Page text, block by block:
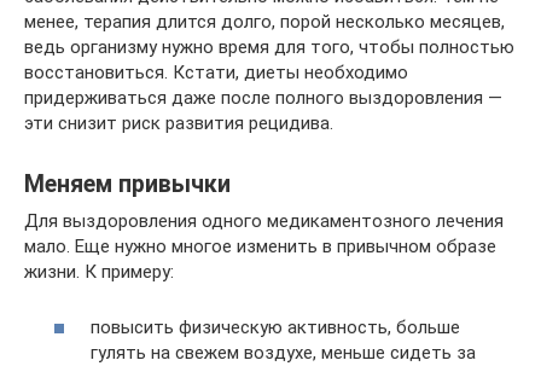
менее, терапия длится долго, порой несколько месяцев,
ведь организму нужно время для того, чтобы полностью
восстановиться. Кстати, диеты необходимо
придерживаться даже после полного выздоровления —
эти снизит риск развития рецидива.
Меняем привычки
Для выздоровления одного медикаментозного лечения
мало. Еще нужно многое изменить в привычном образе
жизни. К примеру:
повысить физическую активность, больше
гулять на свежем воздухе, меньше сидеть за